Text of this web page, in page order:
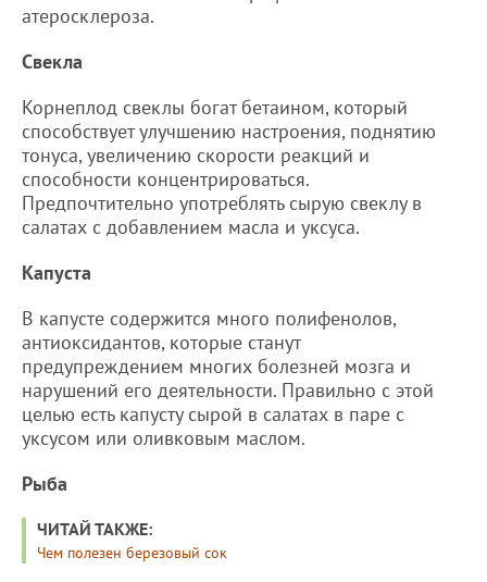
атеросклероза.
Свекла
Корнеплод свеклы богат бетаином, который
способствует улучшению настроения, поднятию
тонуса, увеличению скорости реакций и
способности концентрироваться.
Предпочтительно употреблять сырую свеклу в
салатах с добавлением масла и уксуса.
Капуста
В капусте содержится много полифенолов,
антиоксидантов, которые станут
предупреждением многих болезней мозга и
нарушений его деятельности. Правильно с этой
целью есть капусту сырой в салатах в паре с
уксусом или оливковым маслом.
Рыба
ЧИТАЙ ТАКЖЕ:
Чем полезен березовый сок